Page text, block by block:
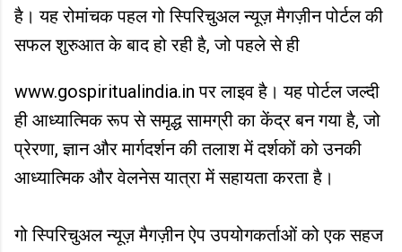
है। यह रोमांचक पहल गो स्पिरिचुअल न्यूज़ मैगज़ीन पोर्टल की
सफल शुरुआत के बाद हो रही है, जो पहले से ही
www.gospiritualindia.in पर लाइव है। यह पोर्टल जल्दी
ही आध्यात्मिक रूप से समृद्ध सामग्री का केंद्र बन गया है, जो
प्रेरणा, ज्ञान और मार्गदर्शन की तलाश में दर्शकों को उनकी
आध्यात्मिक और वेलनेस यात्रा में सहायता करता है।
गो स्पिरिचुअल न्यूज़ मैगज़ीन ऐप उपयोगकर्ताओं को एक सहज